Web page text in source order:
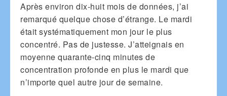
Après environ dix-huit mois de données, j’ai
remarqué quelque chose d’étrange. Le mardi
était systématiquement mon jour le plus
concentré. Pas de justesse. J’atteignais en
moyenne quarante-cinq minutes de
concentration profonde en plus le mardi que
n’importe quel autre jour de semaine.